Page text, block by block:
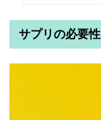
サプリの必要性